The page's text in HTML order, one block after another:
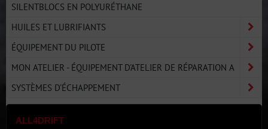
SILENTBLOCS EN POLYURÉTHANE
HUILES ET LUBRIFIANTS
ÉQUIPEMENT DU PILOTE
MON ATELIER - ÉQUIPEMENT D'ATELIER DE RÉPARATION A
SYSTÈMES D'ÉCHAPPEMENT
ALL4DRIFT